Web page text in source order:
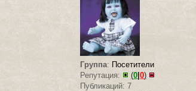
Группа: Посетители
Репутация:
(0 |0)
Публикаций: 7